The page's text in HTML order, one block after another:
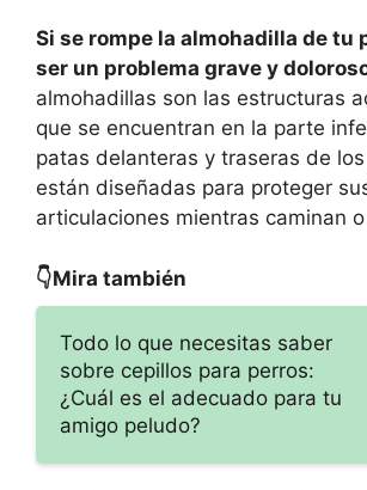
Si se rompe la almohadilla de tu
ser un problema grave y
almohadillas son las estructuras
que se encuentran en la parte
patas delanteras y traseras de
están diseñadas para proteger
articulaciones mientras caminan
👇Mira también
Todo lo que necesitas saber
sobre cepillos para perros:
¿Cuál es el adecuado para tu
amigo peludo?